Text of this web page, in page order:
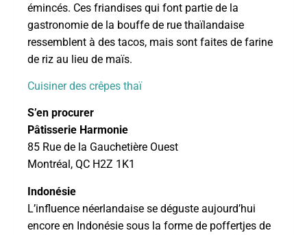
émincés. Ces friandises qui font partie de la
gastronomie de la bouffe de rue thaïlandaise
ressemblent à des tacos, mais sont faites de farine
de riz au lieu de maïs.
Cuisiner des crêpes thaï
S’en procurer
Pâtisserie Harmonie
85 Rue de la Gauchetière Ouest
Montréal, QC H2Z 1K1
Indonésie
L’influence néerlandaise se déguste aujourd’hui
encore en Indonésie sous la forme de poffertjes de